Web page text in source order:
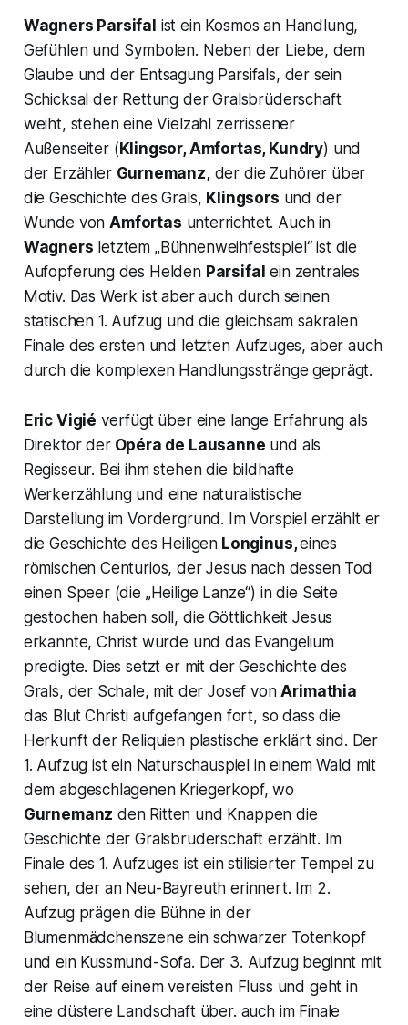
Wagners Parsifal ist ein Kosmos an Handlung,
Gefühlen und Symbolen. Neben der Liebe, dem
Glaube und der Entsagung Parsifals, der sein
Schicksal der Rettung der Gralsbrüderschaft
weiht, stehen eine Vielzahl zerrissener
Außenseiter ( Klingsor, Amfortas, Kundry) und
der Erzähler Gurnemanz,der die Zuhörer über
die Geschichte des Grals, Klingsors und der
Wunde vonAmfortas unterrichtet. Auch in
Wagners letztem „Bühnenweihfestspiel“ist die
Aufopferung des Helden Parsifal ein zentrales
Motiv. Das Werk ist aber auch durch seinen
statischen 1. Aufzug und die gleichsam sakralen
Finale des ersten und letzten Aufzuges, aber auch
durch die komplexen Handlungsstränge geprägt.
Eric Vigié verfügt über eine lange Erfahrung als
Direktor derOpéra de Lausanne und als
Regisseur. Bei ihm stehen die bildhafte
Werkerzählung und eine naturalistische
Darstellung im Vordergrund. Im Vorspiel erzählt er
die Geschichte des Heiligen Longinus,eines
römischen Centurios, der Jesus nach dessen Tod
einen Speer (die „Heilige Lanze“) in die Seite
gestochen haben soll, die Göttlichkeit Jesus
erkannte, Christ wurde und das Evangelium
predigte. Dies setzt er mit der Geschichte des
Grals, der Schale, mit der Josef vonArimathia
das Blut Christi aufgefangen fort, so dass die
Herkunft der Reliquien plastische erklärt sind. Der
1. Aufzug ist ein Naturschauspiel in einem Wald mit
dem abgeschlagenen Kriegerkopf, wo
Gurnemanz den Ritten und Knappen die
Geschichte der Gralsbruderschaft erzählt. Im
Finale des 1. Aufzuges ist ein stilisierter Tempel zu
sehen, der an Neu-Bayreuth erinnert. Im 2.
Aufzug prägen die Bühne in der
Blumenmädchenszene ein schwarzer Totenkopf
und ein Kussmund-Sofa. Der 3. Aufzug beginnt mit
der Reise auf einem vereisten Fluss und geht in
eine düstere Landschaft über. auch im Finale